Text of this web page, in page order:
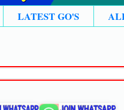
LATEST GO'S